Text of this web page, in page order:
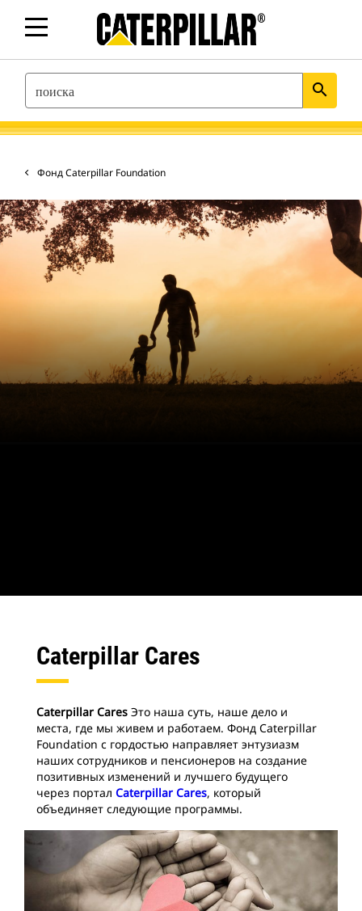
SEARCH search
Фонд Caterpillar Foundation
Caterpillar Cares
Caterpillar Cares Это наша суть, наше дело и
места, где мы живем и работаем. Фонд Caterpillar
Foundation с гордостью направляет энтузиазм
наших сотрудников и пенсионеров на создание
позитивных изменений и лучшего будущего
через портал Caterpillar Cares, который
объединяет следующие программы.